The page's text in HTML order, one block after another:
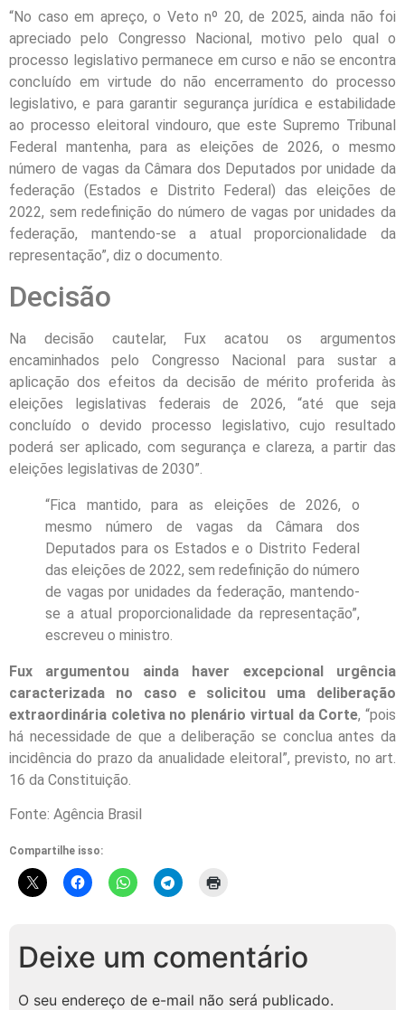
“No caso em apreço, o Veto nº 20, de 2025, ainda não foi
apreciado pelo Congresso Nacional, motivo pelo qual o
processo legislativo permanece em curso e não se encontra
concluído em virtude do não encerramento do processo
legislativo, e para garantir segurança jurídica e estabilidade
ao processo eleitoral vindouro, que este Supremo Tribunal
Federal mantenha, para as eleições de 2026, o mesmo
número de vagas da Câmara dos Deputados por unidade da
federação (Estados e Distrito Federal) das eleições de
2022, sem redefinição do número de vagas por unidades da
federação, mantendo-se a atual proporcionalidade da
representação”, diz o documento.
Decisão
Na decisão cautelar, Fux acatou os argumentos
encaminhados pelo Congresso Nacional para sustar a
aplicação dos efeitos da decisão de mérito proferida às
eleições legislativas federais de 2026, “até que seja
concluído o devido processo legislativo, cujo resultado
poderá ser aplicado, com segurança e clareza, a partir das
eleições legislativas de 2030”.
“Fica mantido, para as eleições de 2026, o
mesmo número de vagas da Câmara dos
Deputados para os Estados e o Distrito Federal
das eleições de 2022, sem redefinição do número
de vagas por unidades da federação, mantendo-
se a atual proporcionalidade da representação”,
escreveu o ministro.
Fux argumentou ainda haver excepcional urgência
caracterizada no caso e solicitou uma deliberação
extraordinária coletiva no plenário virtual da Corte, “pois
há necessidade de que a deliberação se conclua antes da
incidência do prazo da anualidade eleitoral”, previsto, no art.
16 da Constituição.
Fonte: Agência Brasil
Compartilhe isso:
Deixe um comentário
O seu endereço de e-mail não será publicado.